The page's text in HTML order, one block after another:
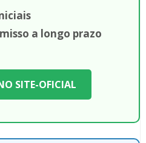
a longo prazo
SITE-OFICIAL